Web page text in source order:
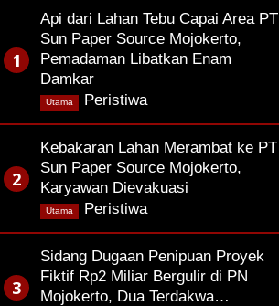
Api dari Lahan Tebu Capai Area PT
Sun Paper Source Mojokerto,
Pemadaman Libatkan Enam
Damkar
Peristiwa,
Utama
Kebakaran Lahan Merambat ke PT
Sun Paper Source Mojokerto,
Karyawan Dievakuasi
Peristiwa,
Utama
Sidang Dugaan Penipuan Proyek
Fiktif Rp2 Miliar Bergulir di PN
Mojokerto, Dua Terdakwa…